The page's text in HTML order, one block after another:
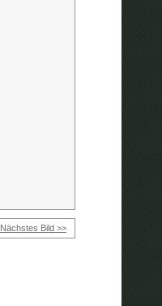
Nächstes Bild >>